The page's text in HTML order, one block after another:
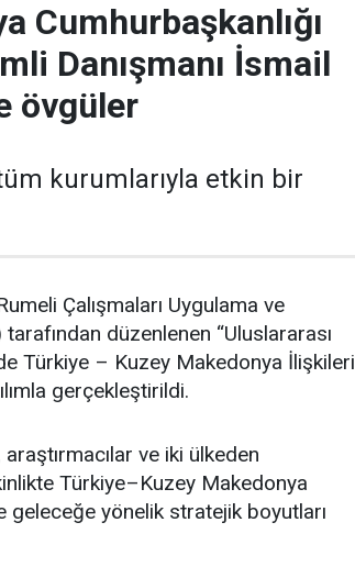
Cumhurbaşkanlığı
Danışmanı İsmail
övgüler
kurumlarıyla etkin bir
Çalışmaları Uygulama ve
düzenlenen “Uluslararası
Türkiye – Kuzey Makedonya İlişkileri
gerçekleştirildi.
ve iki ülkeden
Türkiye–Kuzey Makedonya
yönelik stratejik boyutları